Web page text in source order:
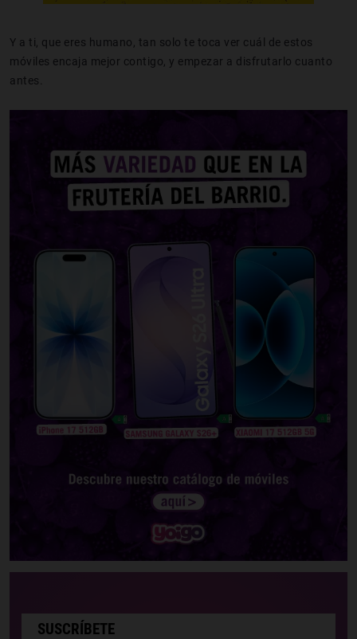
Y a ti, que eres humano, tan solo te toca ver cuál de estos
móviles encaja mejor contigo, y empezar a disfrutarlo cuanto
antes.
SUSCRÍBETE